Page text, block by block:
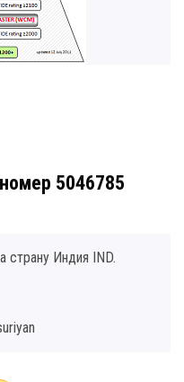
5046785
страну Индия IND.